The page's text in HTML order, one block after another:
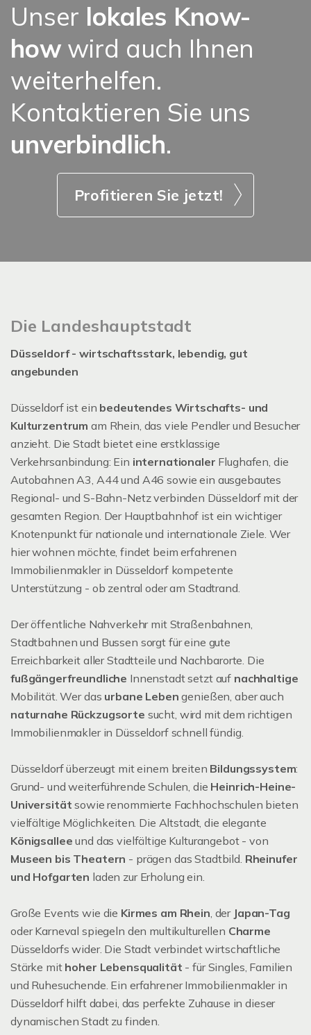
Unser lokales Know-
how wird auch Ihnen
weiterhelfen.
Kontaktieren Sie uns
unverbindlich.
Profitieren Sie jetzt!
Die Landeshauptstadt
Düsseldorf - wirtschaftsstark, lebendig, gut
angebunden
Düsseldorf ist ein bedeutendes Wirtschafts- und
Kulturzentrum am Rhein, das viele Pendler und Besucher
anzieht. Die Stadt bietet eine erstklassige
Verkehrsanbindung: Ein internationaler Flughafen, die
Autobahnen A3, A44 und A46 sowie ein ausgebautes
Regional- und S-Bahn-Netz verbinden Düsseldorf mit der
gesamten Region. Der Hauptbahnhof ist ein wichtiger
Knotenpunkt für nationale und internationale Ziele. Wer
hier wohnen möchte, findet beim erfahrenen
Immobilienmakler in Düsseldorf kompetente
Unterstützung - ob zentral oder am Stadtrand.
Der öffentliche Nahverkehr mit Straßenbahnen,
Stadtbahnen und Bussen sorgt für eine gute
Erreichbarkeit aller Stadtteile und Nachbarorte. Die
fußgängerfreundliche Innenstadt setzt auf nachhaltige
Mobilität. Wer das urbane Leben genießen, aber auch
naturnahe Rückzugsorte sucht, wird mit dem richtigen
Immobilienmakler in Düsseldorf schnell fündig.
Düsseldorf überzeugt mit einem breiten Bildungssystem:
Grund- und weiterführende Schulen, die Heinrich-Heine-
Universität sowie renommierte Fachhochschulen bieten
vielfältige Möglichkeiten. Die Altstadt, die elegante
Königsallee und das vielfältige Kulturangebot - von
Museen bis Theatern - prägen das Stadtbild. Rheinufer
und Hofgarten laden zur Erholung ein.
Große Events wie die Kirmes am Rhein, der Japan-Tag
oder Karneval spiegeln den multikulturellen Charme
Düsseldorfs wider. Die Stadt verbindet wirtschaftliche
Stärke mit hoher Lebensqualität - für Singles, Familien
und Ruhesuchende. Ein erfahrener Immobilienmakler in
Düsseldorf hilft dabei, das perfekte Zuhause in dieser
dynamischen Stadt zu finden.